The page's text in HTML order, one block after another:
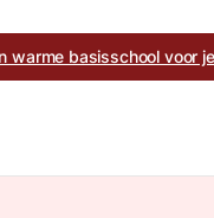
warme basisschool voor